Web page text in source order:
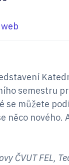
semestru
se můžete
něco nového.
ČVUT FEL,